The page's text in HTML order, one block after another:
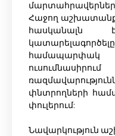
Հաջող աշխատանք
հասկանալն
համապարփակ
փնտրողների
փուլերում:
Նավարկություն